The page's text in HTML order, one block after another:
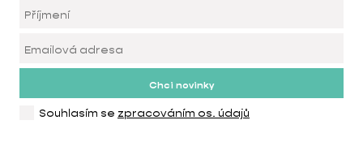
Chci novinky
Souhlasím se zpracováním os. údajů